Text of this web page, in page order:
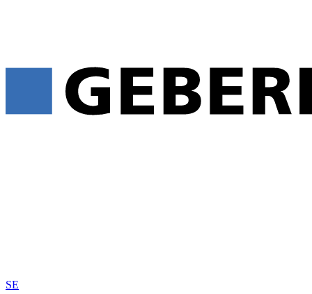
SE